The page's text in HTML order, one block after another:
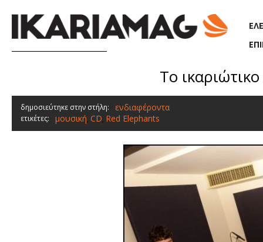
Το
δημοσιεύτηκε στην στήλη: ενδιαφέροντα
ετικέτες: μουσική, CD, Red Elephants